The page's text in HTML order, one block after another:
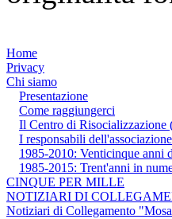
Home
Privacy
Chi siamo
Presentazione
Come raggiungerci
Il Centro di Risocializzazione
I responsabili dell'associazione
1985-2010: Venticinque anni
1985-2015: Trent'anni in
CINQUE PER MILLE
NOTIZIARI DI
Notiziari di Collegamento